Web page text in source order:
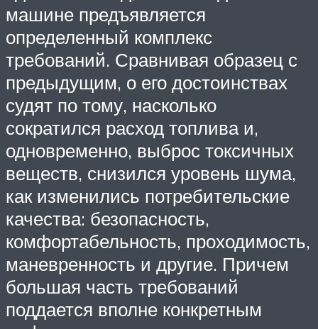
машине предъявляется
определенный комплекс
требований. Сравнивая образец с
предыдущим, о его достоинствах
судят по тому, насколько
сократился расход топлива и,
одновременно, выброс токсичных
веществ, снизился уровень шума,
как изменились потребительские
качества: безопасность,
комфортабельность, проходимость,
маневренность и другие. Причем
большая часть требований
поддается вполне конкретным